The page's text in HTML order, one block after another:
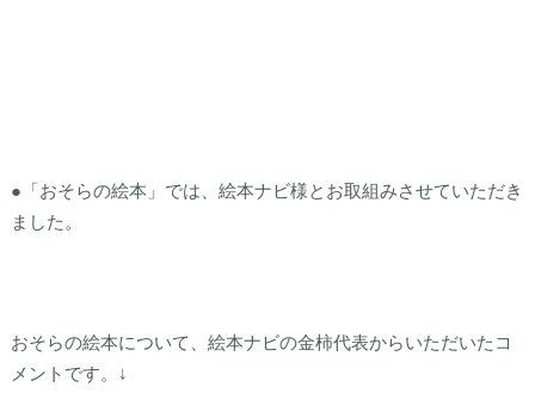
●「おそらの絵本」では、絵本ナビ様とお取組みさせていただき
ました。
おそらの絵本について、絵本ナビの金柿代表からいただいたコ
メントです。↓